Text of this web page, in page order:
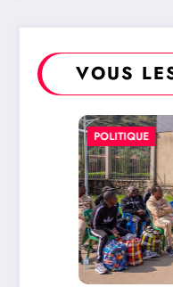
VOUS
POLITIQUE